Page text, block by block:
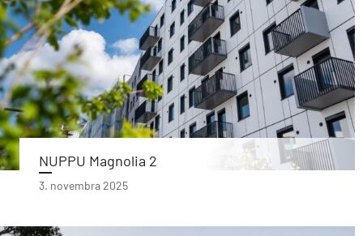
NUPPU Magnolia 2
3. novembra 2025